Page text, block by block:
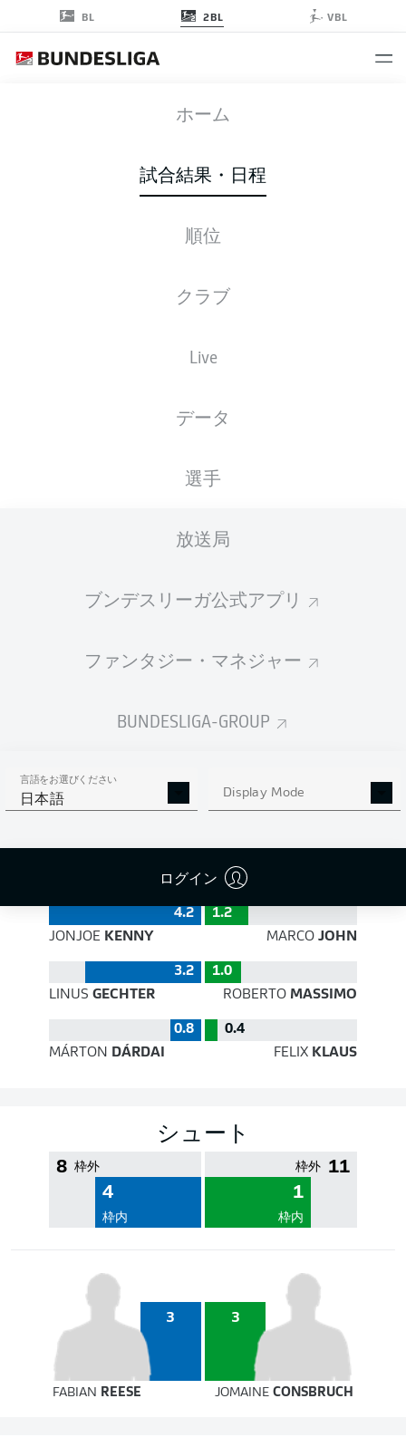
BL 2BL VBL
ホーム
試合結果・日程
順位
クラブ
Live
データ
選手
放送局
ブンデスリーガ公式アプリ
ファンタジー・マネジャー
BUNDESLIGA-GROUP
言語をお選びください
日本語 Display Mode
ログイン
BSC SGF
1 0
スターティングメンバー
0.85
0.4
0
422 430
83 % 成功率 80 %
PASS EFFICIENCY
4.2
1.2
JONJOE KENNY MARCOJOHN
3.2
1.0
LINUS GECHTER ROBERTOMASSIMO
0.8
0.4
MÁRTON DÁRDAI FELIXKLAUS
シュート
8 枠外
4
枠内
11
枠外
1
枠内
3 3
FABIAN REESE JOMAINECONSBRUCH